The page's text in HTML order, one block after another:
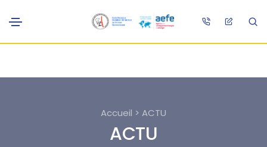
Accueil > ACTU
ACTU